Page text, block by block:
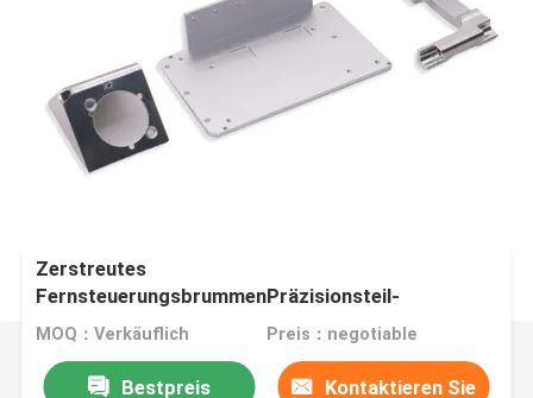
Zerstreutes
FernsteuerungsbrummenPräzisionsteil-
Brummenoberteil fertigte CNC besonders an
MOQ：Verkäuflich Preis：negotiable
Bestpreis Kontaktieren Sie